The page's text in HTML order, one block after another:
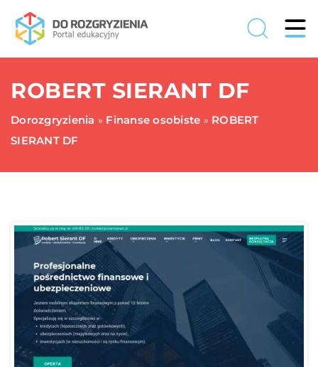
ROBERT SIERANT DF
Dorozgryzienia » Finanse osobiste » ROBERT
SIERANT DF